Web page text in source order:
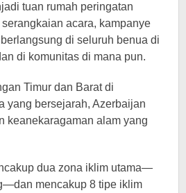
tuan rumah peringatan
acara, kampanye
di seluruh benua di
di komunitas di mana pun.
Timur dan Barat di
yang bersejarah, Azerbaijan
keanekaragaman alam yang
dua zona iklim utama—
mencakup 8 tipe iklim